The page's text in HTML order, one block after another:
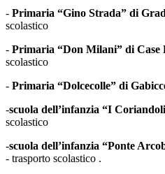
- Primaria “Gino Strada” di
scolastico
- Primaria “Don Milani” di Case
scolastico
- Primaria “Dolcecolle” di
-scuola dell’infanzia “I
scolastico
-scuola dell’infanzia “Ponte
- trasporto scolastico .